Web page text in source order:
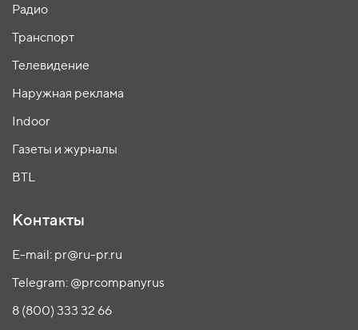
Радио
Транспорт
Телевидение
Наружная реклама
Indoor
Газеты и журналы
BTL
Контакты
E-mail: pr@ru-pr.ru
Telegram: @prcompanyrus
8 (800) 333 32 66